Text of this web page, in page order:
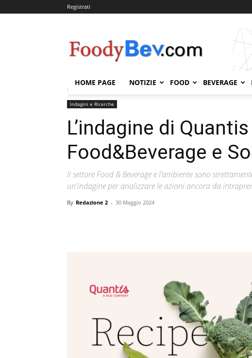
Registrati
HOME PAGE NOTIZIE FOOD BEVERAGE
Home
Indagini e Ricerche
L’indagine di
Food&Beverage e
Il settore Food & Beverage e l’ambiente sono
un'indagine per analizzare le azioni ancora da
By Redazione 2 - 30 Maggio 2024